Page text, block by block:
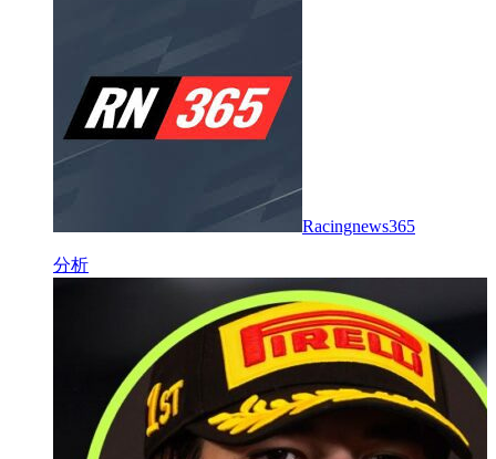
Racingnews365
分析